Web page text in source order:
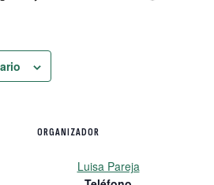
ORGANIZADOR
Luisa Pareja